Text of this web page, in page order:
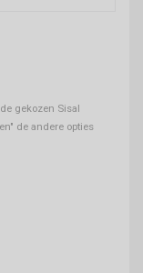
gekozen Sisal
de andere opties